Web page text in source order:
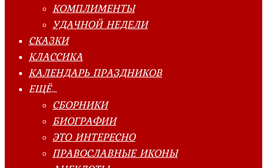
КОМПЛИМЕНТЫ
УДАЧНОЙ НЕДЕЛИ
СКАЗКИ
КЛАССИКА
КАЛЕНДАРЬ ПРАЗДНИКОВ
ЕЩЁ…
СБОРНИКИ
БИОГРАФИИ
ЭТО ИНТЕРЕСНО
ПРАВОСЛАВНЫЕ ИКОНЫ